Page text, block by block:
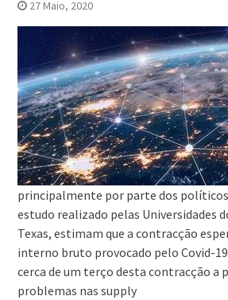
27 Maio, 2020
principalmente por parte dos
estudo realizado pelas Universidades
Texas, estimam que a contracção
interno bruto provocado pelo Covid-19
cerca de um terço desta contracção a
problemas nas supply